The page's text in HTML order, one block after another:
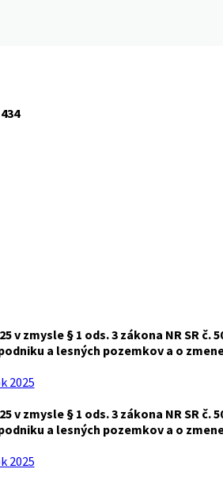
zmysle § 1 ods. 3 zákona NR SR č.
a lesných pozemkov a o
2025
zmysle § 1 ods. 3 zákona NR SR č.
a lesných pozemkov a o
2025